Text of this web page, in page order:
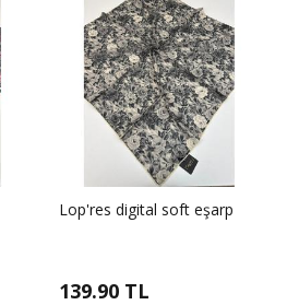
Lop'res digital soft eşarp
139.90 TL